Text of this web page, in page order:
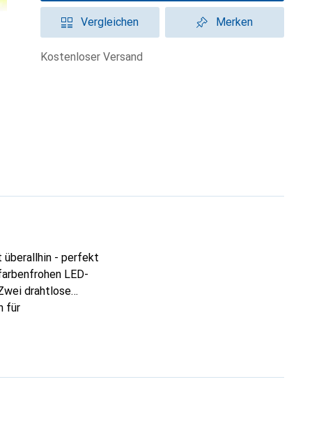
Vergleichen Merken
kostenloser Versand
überallhin - perfekt
LED-
drahtlose
für
und kreative